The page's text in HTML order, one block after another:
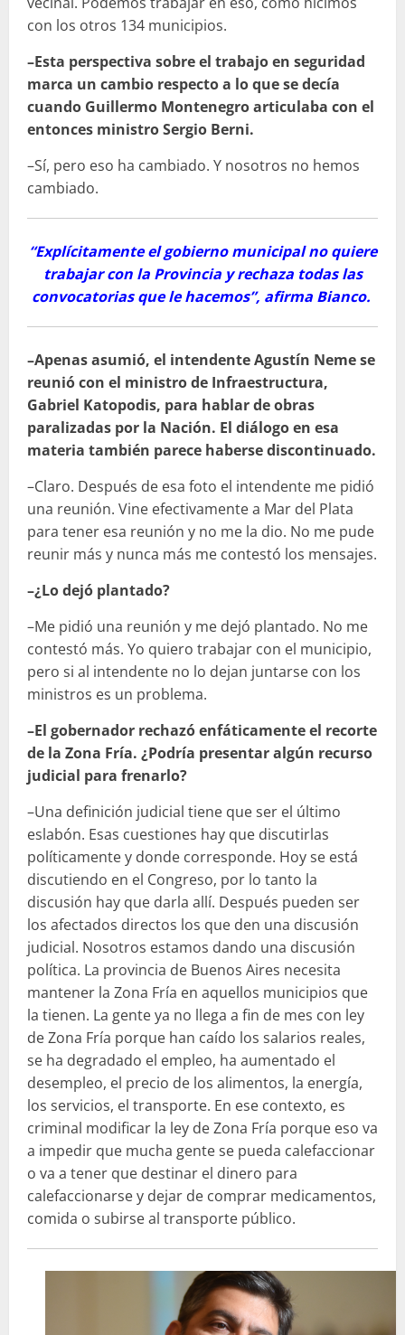
con los otros 134 municipios.
–Esta perspectiva sobre el trabajo en seguridad
marca un cambio respecto a lo que se decía
cuando Guillermo Montenegro articulaba con el
entonces ministro Sergio Berni.
–Sí, pero eso ha cambiado. Y nosotros no hemos
cambiado.
“Explícitamente el gobierno municipal no quiere
trabajar con la Provincia y rechaza todas las
convocatorias que le hacemos”, afirma Bianco.
–Apenas asumió, el intendente Agustín Neme se
reunió con el ministro de Infraestructura,
Gabriel Katopodis, para hablar de obras
paralizadas por la Nación. El diálogo en esa
materia también parece haberse discontinuado.
–Claro. Después de esa foto el intendente me pidió
una reunión. Vine efectivamente a Mar del Plata
para tener esa reunión y no me la dio. No me pude
reunir más y nunca más me contestó los mensajes.
–¿Lo dejó plantado?
–Me pidió una reunión y me dejó plantado. No me
contestó más. Yo quiero trabajar con el municipio,
pero si al intendente no lo dejan juntarse con los
ministros es un problema.
–El gobernador rechazó enfáticamente el recorte
de la Zona Fría. ¿Podría presentar algún recurso
judicial para frenarlo?
–Una definición judicial tiene que ser el último
eslabón. Esas cuestiones hay que discutirlas
políticamente y donde corresponde. Hoy se está
discutiendo en el Congreso, por lo tanto la
discusión hay que darla allí. Después pueden ser
los afectados directos los que den una discusión
judicial. Nosotros estamos dando una discusión
política. La provincia de Buenos Aires necesita
mantener la Zona Fría en aquellos municipios que
la tienen. La gente ya no llega a fin de mes con ley
de Zona Fría porque han caído los salarios reales,
se ha degradado el empleo, ha aumentado el
desempleo, el precio de los alimentos, la energía,
los servicios, el transporte. En ese contexto, es
criminal modificar la ley de Zona Fría porque eso va
a impedir que mucha gente se pueda calefaccionar
o va a tener que destinar el dinero para
calefaccionarse y dejar de comprar medicamentos,
comida o subirse al transporte público.